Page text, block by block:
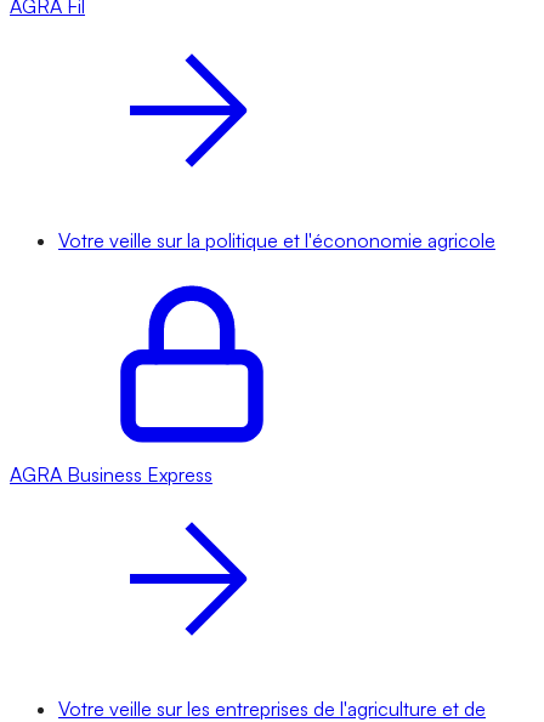
AGRA Fil
Votre veille sur la politique et l'écononomie agricole
AGRA Business Express
Votre veille sur les entreprises de l'agriculture et de